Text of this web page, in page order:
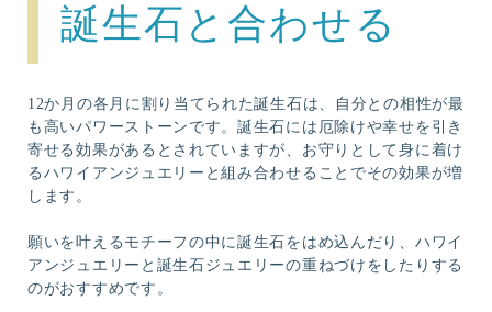
誕生石と合わせる
12か月の各月に割り当てられた誕生石は、自分との相性が最
も高いパワーストーンです。誕生石には厄除けや幸せを引き
寄せる効果があるとされていますが、お守りとして身に着け
るハワイアンジュエリーと組み合わせることでその効果が増
します。
願いを叶えるモチーフの中に誕生石をはめ込んだり、ハワイ
アンジュエリーと誕生石ジュエリーの重ねづけをしたりする
のがおすすめです。